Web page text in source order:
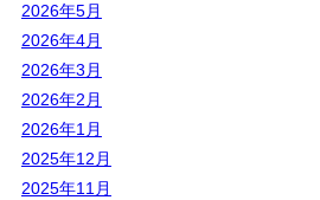
2026年5月
2026年4月
2026年3月
2026年2月
2026年1月
2025年12月
2025年11月